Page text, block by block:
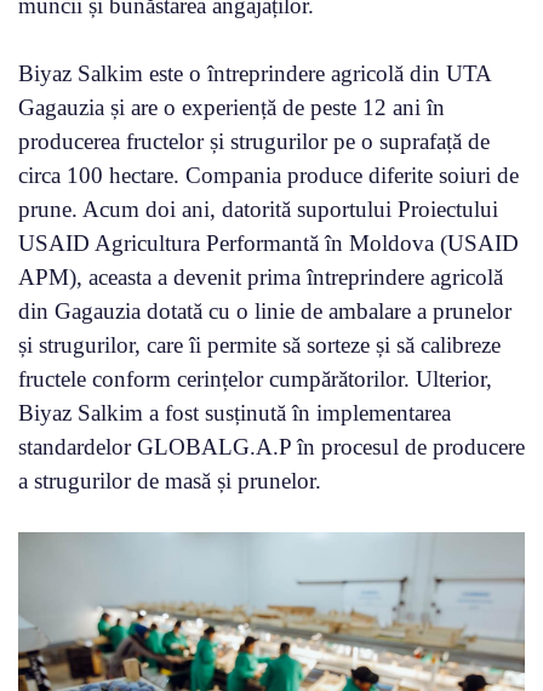
muncii și bunăstarea angajaților.
Biyaz Salkim este o întreprindere agricolă din UTA
Gagauzia și are o experiență de peste 12 ani în
producerea fructelor și strugurilor pe o suprafață de
circa 100 hectare. Compania produce diferite soiuri de
prune. Acum doi ani, datorită suportului Proiectului
USAID Agricultura Performantă în Moldova (USAID
APM), aceasta a devenit prima întreprindere agricolă
din Gagauzia dotată cu o linie de ambalare a prunelor
și strugurilor, care îi permite să sorteze și să calibreze
fructele conform cerințelor cumpărătorilor. Ulterior,
Biyaz Salkim a fost susținută în implementarea
standardelor GLOBALG.A.P în procesul de producere
a strugurilor de masă și prunelor.